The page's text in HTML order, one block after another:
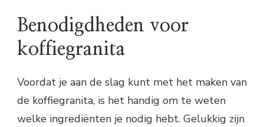
Benodigdheden voor
koffiegranita
Voordat je aan de slag kunt met het maken van
de koffiegranita, is het handig om te weten
welke ingrediënten je nodig hebt. Gelukkig zijn